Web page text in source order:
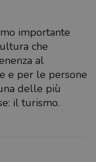
importante
che
al
e per le persone
delle più
il turismo.